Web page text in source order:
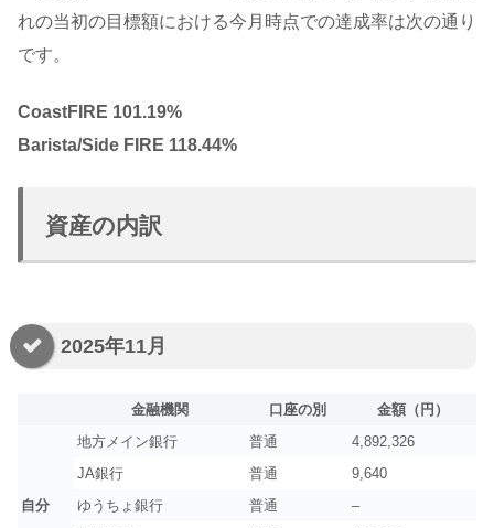
れの当初の目標額における今月時点での達成率は次の通り
です。
CoastFIRE 101.19%
Barista/Side FIRE 118.44%
資産の内訳
2025年11月
金融機関 口座の別 金額（円）
自分
地方メイン銀行 普通
4,892,326
JA銀行
普通
9,640
ゆうちょ銀行
普通
–